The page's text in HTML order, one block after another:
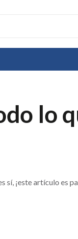
lo
sí, ¡este artículo es